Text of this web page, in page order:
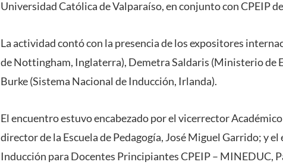
Universidad Católica de Valparaíso, en conjunto con CPEIP
La actividad contó con la presencia de los expositores
de Nottingham, Inglaterra), Demetra Saldaris (Ministerio de
Burke (Sistema Nacional de Inducción, Irlanda).
El encuentro estuvo encabezado por el vicerrector Académico
director de la Escuela de Pedagogía, José Miguel Garrido; y
Inducción para Docentes Principiantes CPEIP – MINEDUC,